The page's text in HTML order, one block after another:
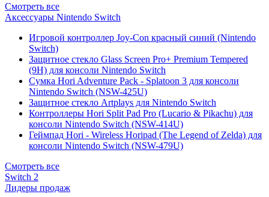
Смотреть все
Аксессуары Nintendo Switch
Игровой контроллер Joy-Con красный синий (Nintendo
Switch)
Защитное стекло Glass Screen Pro+ Premium Tempered
(9H) для консоли Nintendo Switch
Сумка Hori Adventure Pack - Splatoon 3 для консоли
Nintendo Switch (NSW-425U)
Защитное стекло Artplays для Nintendo Switch
Контроллеры Hori Split Pad Pro (Lucario & Pikachu) для
консоли Nintendo Switch (NSW-414U)
Геймпад Hori - Wireless Horipad (The Legend of Zelda) для
консоли Nintendo Switch (NSW-479U)
Смотреть все
Switch 2
Лидеры продаж